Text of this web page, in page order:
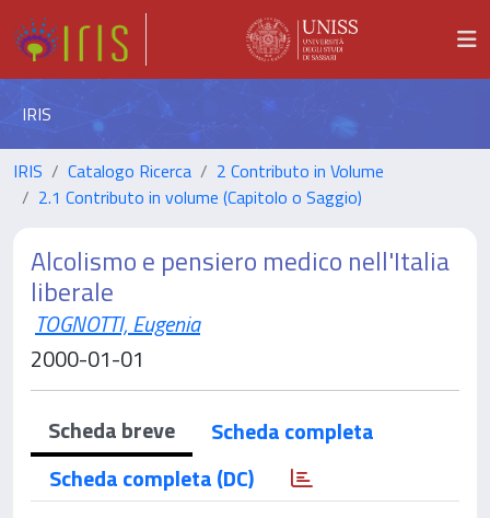
IRIS
IRIS Catalogo Ricerca
2 Contributo in Volume
2.1 Contributo in volume (Capitolo o Saggio)
Alcolismo e pensiero medico nell'Italia
liberale
TOGNOTTI, Eugenia
2000-01-01
Scheda breve
Scheda completa
Scheda completa (DC)